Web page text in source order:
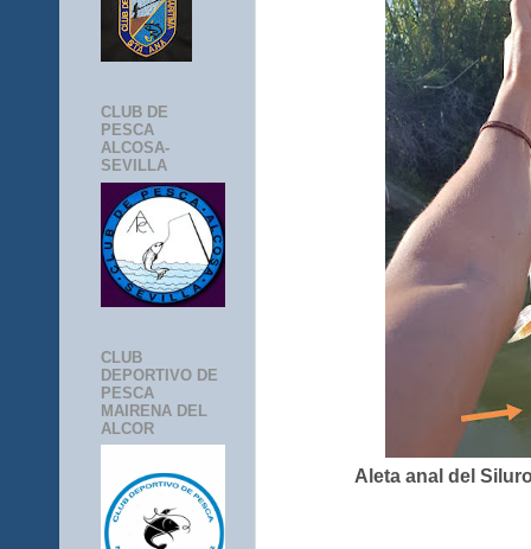
Aleta anal del
CLUB DE
PESCA
ALCOSA-
SEVILLA
CLUB
DEPORTIVO DE
PESCA
MAIRENA DEL
ALCOR